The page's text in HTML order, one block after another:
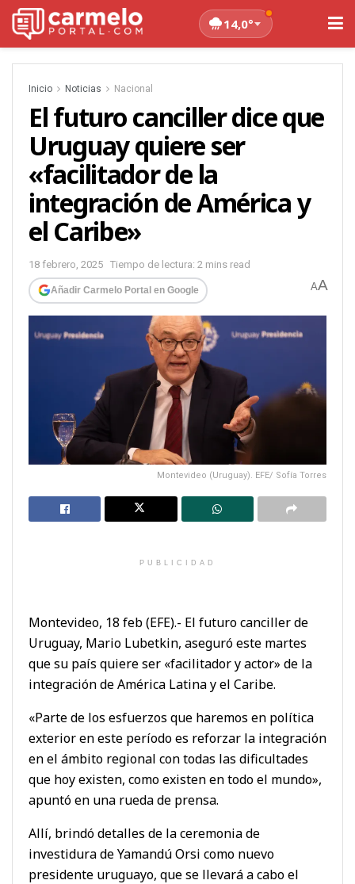
14,0°
Inicio Noticias Nacional
El futuro canciller dice que
Uruguay quiere ser
«facilitador de la
integración de América y
el Caribe»
18 febrero, 2025 Tiempo de lectura: 2 mins read
Añadir Carmelo Portal en Google AA
Montevideo (Uruguay). EFE/ Sofía Torres
PUBLICIDAD
Montevideo, 18 feb (EFE).- El futuro canciller de
Uruguay, Mario Lubetkin, aseguró este martes
que su país quiere ser «facilitador y actor» de la
integración de América Latina y el Caribe.
«Parte de los esfuerzos que haremos en política
exterior en este período es reforzar la integración
en el ámbito regional con todas las dificultades
que hoy existen, como existen en todo el mundo»,
apuntó en una rueda de prensa.
Allí, brindó detalles de la ceremonia de
investidura de Yamandú Orsi como nuevo
presidente uruguayo, que se llevará a cabo el